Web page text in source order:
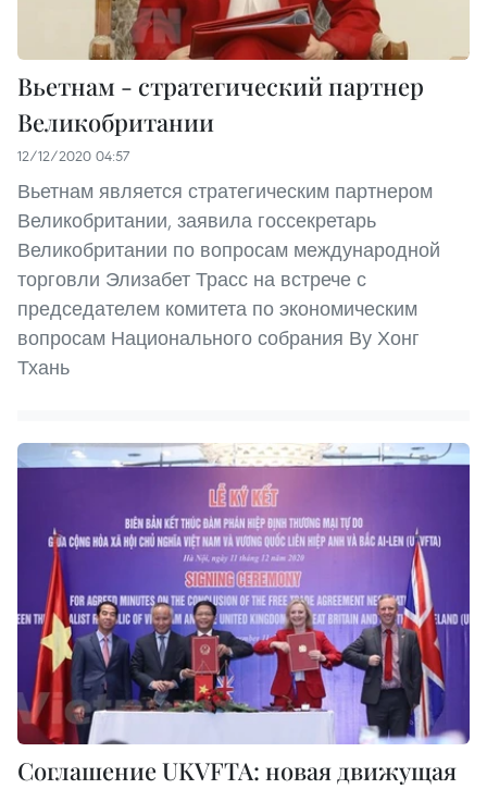
Вьетнам - стратегический партнер
Великобритании
12/12/2020 04:57
Вьетнам является стратегическим партнером
Великобритании, заявила госсекретарь
Великобритании по вопросам международной
торговли Элизабет Трасс на встрече с
председателем комитета по экономическим
вопросам Национального собрания Ву Хонг
Тхань
Соглашение UKVFTA: новая движущая